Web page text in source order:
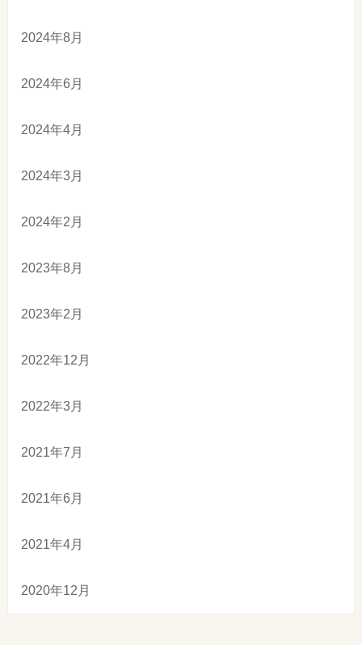
2024年8月
2024年6月
2024年4月
2024年3月
2024年2月
2023年8月
2023年2月
2022年12月
2022年3月
2021年7月
2021年6月
2021年4月
2020年12月